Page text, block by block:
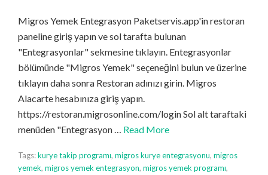
Migros Yemek Entegrasyon Paketservis.app'in restoran
paneline giriş yapın ve sol tarafta bulunan
"Entegrasyonlar" sekmesine tıklayın. Entegrasyonlar
bölümünde "Migros Yemek" seçeneğini bulun ve üzerine
tıklayın daha sonra Restoran adınızı girin. Migros
Alacarte hesabınıza giriş yapın.
https://restoran.migrosonline.com/login Sol alt taraftaki
menüden "Entegrasyon … Read More
Tags:kurye takip programı, migros kurye entegrasyonu, migros
yemek, migros yemek entegrasyon, migros yemek programı,